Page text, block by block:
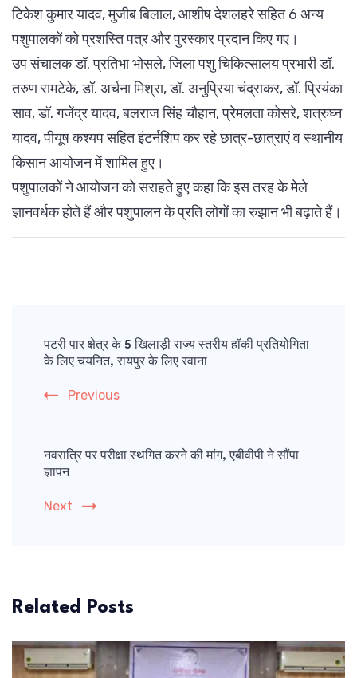
टिकेश कुमार यादव, मुजीब बिलाल, आशीष देशलहरे सहित 6 अन्य
पशुपालकों को प्रशस्ति पत्र और पुरस्कार प्रदान किए गए।
उप संचालक डॉ. प्रतिभा भोसले, जिला पशु चिकित्सालय प्रभारी डॉ.
तरुण रामटेके, डॉ. अर्चना मिश्रा, डॉ. अनुप्रिया चंद्राकर, डॉ. प्रियंका
साव, डॉ. गजेंद्र यादव, बलराज सिंह चौहान, प्रेमलता कोसरे, शत्रुघ्न
यादव, पीयूष कश्यप सहित इंटर्नशिप कर रहे छात्र-छात्राएं व स्थानीय
किसान आयोजन में शामिल हुए।
पशुपालकों ने आयोजन को सराहते हुए कहा कि इस तरह के मेले
ज्ञानवर्धक होते हैं और पशुपालन के प्रति लोगों का रुझान भी बढ़ाते हैं।
Navigation
पटरी पार क्षेत्र के 5 खिलाड़ी राज्य स्तरीय हॉकी प्रतियोगिता
के लिए चयनित, रायपुर के लिए रवाना
Previous
नवरात्रि पर परीक्षा स्थगित करने की मांग, एबीवीपी ने सौंपा
ज्ञापन
Next
Related Posts